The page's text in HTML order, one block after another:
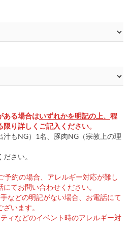
ある場合はいずれかを明記の上、 程
り詳しくご記入ください。
汁もNG）1名、豚肉NG（宗教上の理
さい。
予約の場合、アレルギー対応が難し
てお問い合わせください。
などの明記がない場合、お電話にて
います。
ィなどのイベント時のアレルギー対